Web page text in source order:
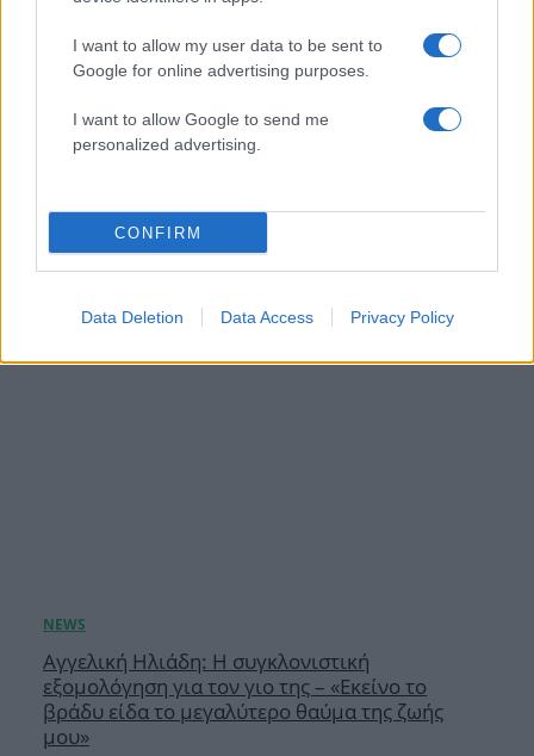
I want to allow my user data to be sent to
Google for online advertising purposes.
I want to allow Google to send me
personalized advertising.
CONFIRM
Data Deletion Data Access Privacy Policy
Τζάστιν και Χείλι Μπίμπερ: Βόλτα για σούσι στο
Λος Άντζελες με casual looks αλλά και ένα
07.08.2026
Αγγελική Ηλιάδη: Η συγκλονιστική
εξομολόγηση για τον γιο της – «Εκείνο το
βράδυ είδα το μεγαλύτερο θαύμα της ζωής
μου»